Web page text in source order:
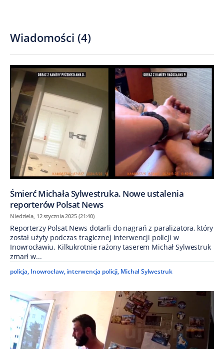
Wiadomości (4)
Śmierć Michała Sylwestruka. Nowe ustalenia
reporterów Polsat News
Niedziela, 12 stycznia 2025 (21:40)
Reporterzy Polsat News dotarli do nagrań z paralizatora, który
został użyty podczas tragicznej interwencji policji w
Inowrocławiu. Kilkukrotnie rażony taserem Michał Sylwestruk
zmarł w...
policja, Inowrocław, interwencja policji, Michał Sylwestruk